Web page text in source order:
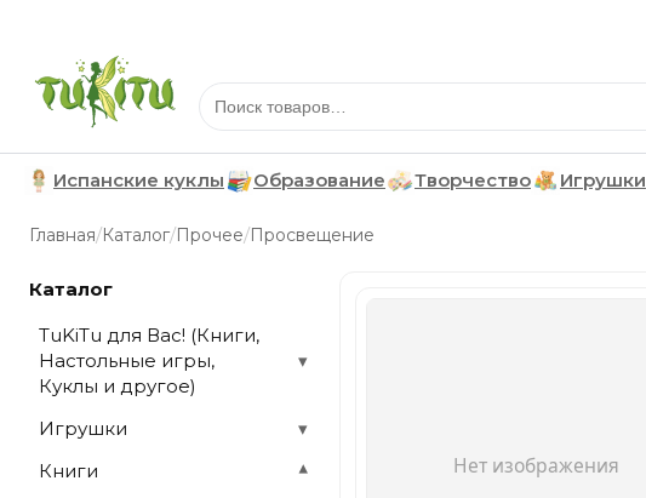
Испанские куклы Образование Творчество Игрушки
Главная/Каталог/Прочее/Просвещение
Каталог
TuKiTu для Вас! (Книги,
Настольные игры,
Куклы и другое)
▾
Игрушки
▾
Книги
▾